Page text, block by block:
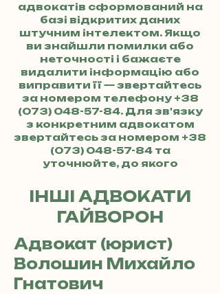
адвокатів сформований на
базі відкритих даних
штучним інтелектом. Якщо
ви знайшли помилки або
неточності і бажаєте
видалити інформацію або
виправити її — звертайтесь
за номером телефону +38
(073) 048-57-84. Для зв'язку
з конкретним адвокатом
звертайтесь за номером +38
(073) 048-57-84та
уточнюйте, до якого
ІНШІ АДВОКАТИ
ГАЙВОРОН
Адвокат (юрист)
Волошин Михайло
Гнатович